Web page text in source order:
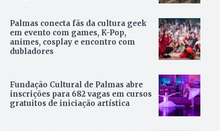
Palmas conecta fãs da cultura geek
em evento com games, K-Pop,
animes, cosplay e encontro com
dubladores
Fundação Cultural de Palmas abre
inscrições para 682 vagas em cursos
gratuitos de iniciação artística